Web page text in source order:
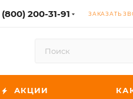
200-31-91 ЗАКАЗАТЬ
АКЦИИ